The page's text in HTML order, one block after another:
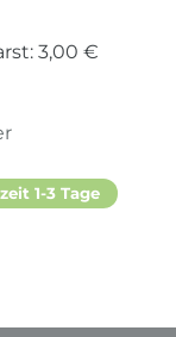
3,00 €
1-3 Tage